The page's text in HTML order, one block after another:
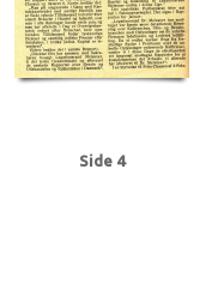
W Wilhelm, kejser Ø
Side 4